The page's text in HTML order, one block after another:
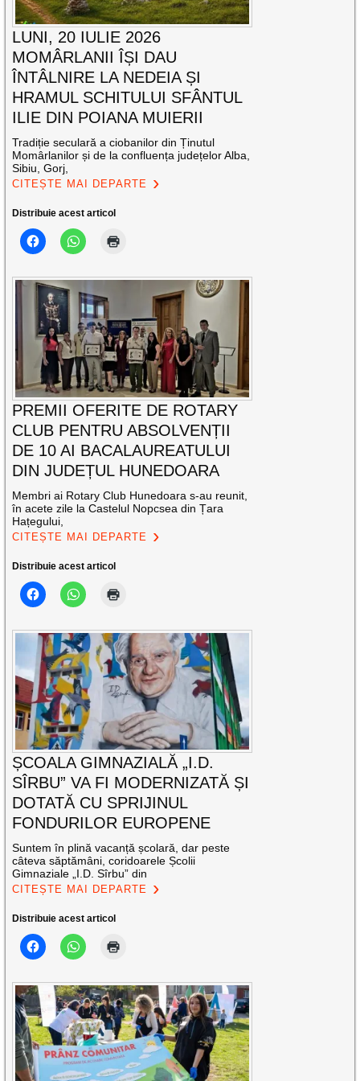
LUNI, 20 IULIE 2026
MOMÂRLANII ÎȘI DAU
ÎNTÂLNIRE LA NEDEIA ȘI
HRAMUL SCHITULUI SFÂNTUL
ILIE DIN POIANA MUIERII
Tradiție seculară a ciobanilor din Ținutul
Momârlanilor și de la confluența județelor Alba,
Sibiu, Gorj,
CITEȘTE MAI DEPARTE
Distribuie acest articol
PREMII OFERITE DE ROTARY
CLUB PENTRU ABSOLVENȚII
DE 10 AI BACALAUREATULUI
DIN JUDEȚUL HUNEDOARA
Membri ai Rotary Club Hunedoara s-au reunit,
în acete zile la Castelul Nopcsea din Țara
Hațegului,
CITEȘTE MAI DEPARTE
Distribuie acest articol
ȘCOALA GIMNAZIALĂ „I.D.
SÎRBU” VA FI MODERNIZATĂ ȘI
DOTATĂ CU SPRIJINUL
FONDURILOR EUROPENE
Suntem în plină vacanță școlară, dar peste
câteva săptămâni, coridoarele Școlii
Gimnaziale „I.D. Sîrbu” din
CITEȘTE MAI DEPARTE
Distribuie acest articol